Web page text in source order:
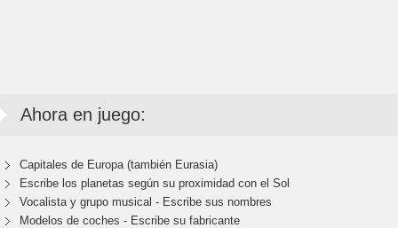
Ahora en juego:
Capitales de Europa (también Eurasia)
Escribe los planetas según su proximidad con el Sol
Vocalista y grupo musical - Escribe sus nombres
Modelos de coches - Escribe su fabricante